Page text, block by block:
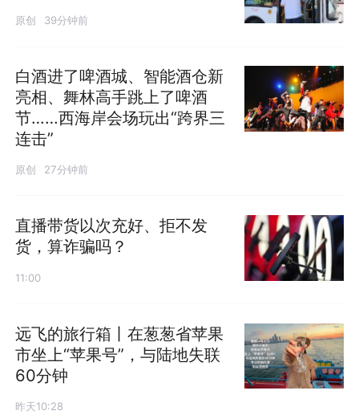
原创 39分钟前
白酒进了啤酒城、智能酒仓新
亮相、舞林高手跳上了啤酒
节……西海岸会场玩出“跨界三
连击”
原创 27分钟前
直播带货以次充好、拒不发
货，算诈骗吗？
11:00
远飞的旅行箱丨在葱葱省苹果
市坐上“苹果号”，与陆地失联
60分钟
昨天10:28